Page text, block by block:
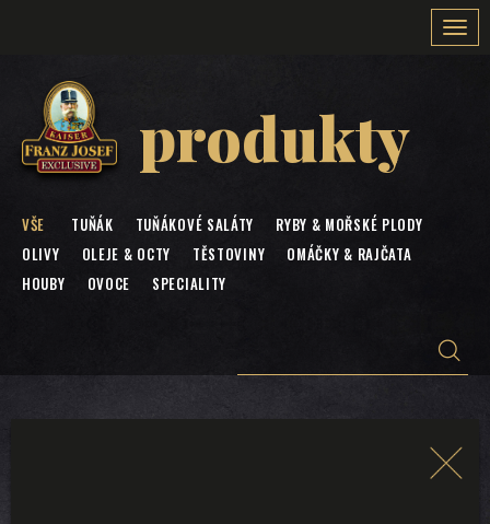
produkty
VŠE TUŇÁK TUŇÁKOVÉ SALÁTY
RYBY & MOŘSKÉ PLODY
OLIVY
OLEJE & OCTY TĚSTOVINY
OMÁČKY & RAJČATA
HOUBY
OVOCE SPECIALITY